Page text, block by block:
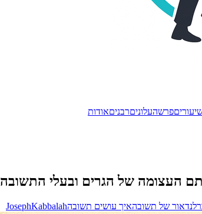
פרשהעלוניםרבניםאודות
העצומה של הגרים ובעלי התשובה
אור של תשובהאיך עושים תשובה JosephKabbalah